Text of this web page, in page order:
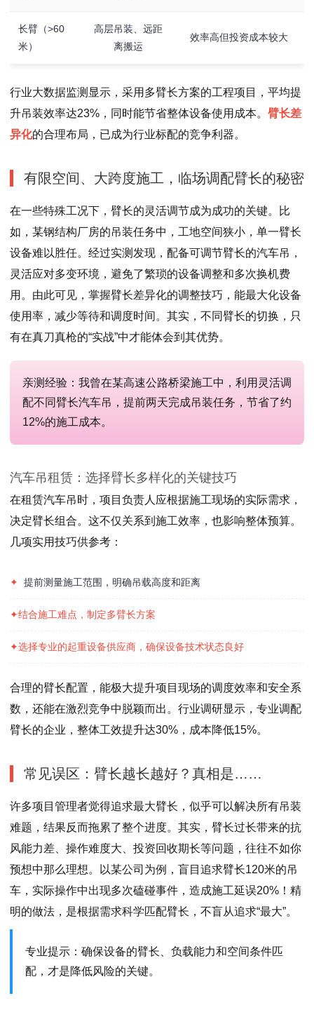
长臂（>60
米）
高层吊装、远距
离搬运
效率高但投资成本较大
行业大数据监测显示，采用多臂长方案的工程项目，平均提
升吊装效率达23%，同时能节省整体设备使用成本。 臂长差
异化的合理布局，已成为行业标配的竞争利器。
有限空间、大跨度施工，临场调配臂长的秘密
在一些特殊工况下，臂长的灵活调节成为成功的关键。比
如，某钢结构厂房的吊装任务中，工地空间狭小，单一臂长
设备难以胜任。经过实测发现，配备可调节臂长的汽车吊，
灵活应对多变环境，避免了繁琐的设备调整和多次换机费
用。由此可见，掌握臂长差异化的调整技巧，能最大化设备
使用率，减少等待和调度时间。 其实，不同臂长的切换，只
有在真刀真枪的“实战”中才能体会到其优势。
亲测经验：我曾在某高速公路桥梁施工中，利用灵活调
配不同臂长汽车吊，提前两天完成吊装任务，节省了约
12%的施工成本。
汽车吊租赁：选择臂长多样化的关键技巧
在租赁汽车吊时，项目负责人应根据施工现场的实际需求，
决定臂长组合。这不仅关系到施工效率，也影响整体预算。
几项实用技巧供参考：
✦ 提前测量施工范围，明确吊载高度和距离
✦结合施工难点，制定多臂长方案
✦选择专业的起重设备供应商，确保设备技术状态良好
合理的臂长配置，能极大提升项目现场的调度效率和安全系
数，还能在激烈竞争中脱颖而出。行业调研显示，专业调配
臂长的企业，整体工效提升达30%，成本降低15%。
常见误区：臂长越长越好？真相是……
许多项目管理者觉得追求最大臂长，似乎可以解决所有吊装
难题，结果反而拖累了整个进度。其实，臂长过长带来的抗
风能力差、操作难度大、投资回收期长等问题，往往不如你
预想中那么理想。以某公司为例，盲目追求臂长120米的吊
车，实际操作中出现多次磕碰事件，造成施工延误20%！精
明的做法，是根据需求科学匹配臂长，不盲从追求“最大”。
专业提示：确保设备的臂长、负载能力和空间条件匹
配，才是降低风险的关键。